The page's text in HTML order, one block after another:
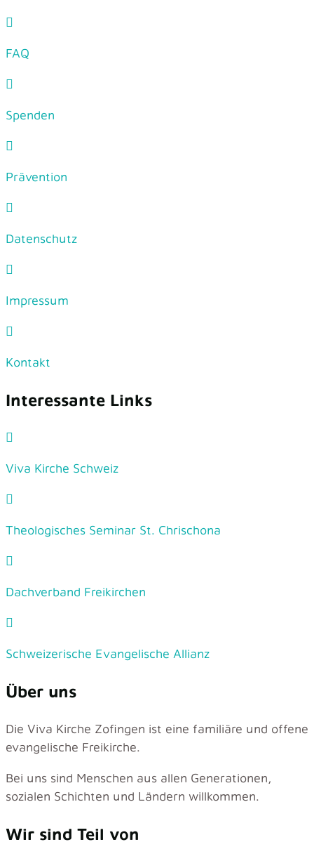
FAQ
Spenden
Prävention
Datenschutz
Impressum
Kontakt
Interessante Links
Viva Kirche Schweiz
Theologisches Seminar St. Chrischona
Dachverband Freikirchen
Schweizerische Evangelische Allianz
Über uns
Die Viva Kirche Zofingen ist eine familiäre und offene
evangelische Freikirche.
Bei uns sind Menschen aus allen Generationen,
sozialen Schichten und Ländern willkommen.
Wir sind Teil von